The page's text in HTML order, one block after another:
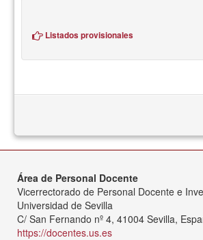
Listados provisionales
Área de Personal Docente
Vicerrectorado de Personal Docente e
Universidad de Sevilla
C/ San Fernando nº 4, 41004 Sevilla,
https://docentes.us.es